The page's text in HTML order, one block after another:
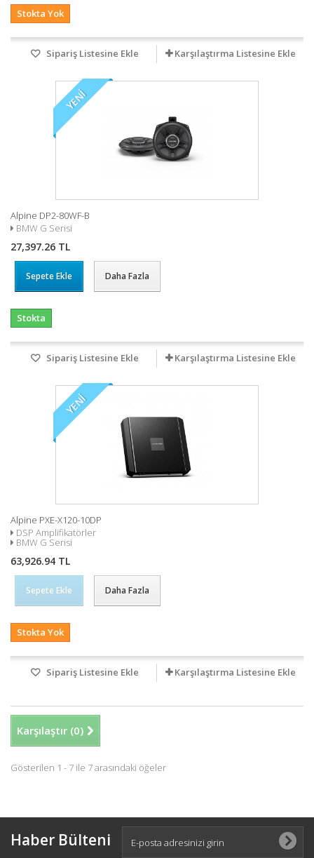
Stokta Yok
Sipariş Listesine Ekle Karşılaştırma Listesine Ekle
YENI
Alpine DP2-80WF-B
BMW G Serisi
27,397.26 TL
Sepete Ekle Daha Fazla
Stokta
Sipariş Listesine Ekle Karşılaştırma Listesine Ekle
YENI
Alpine PXE-X120-10DP
DSP Amplifikatörler
BMW G Serisi
63,926.94 TL
Sepete Ekle Daha Fazla
Stokta Yok
Sipariş Listesine Ekle Karşılaştırma Listesine Ekle
Karşılaştır (0)
Gösterilen 1 - 7 ile 7 arasındaki öğeler
Haber Bülteni